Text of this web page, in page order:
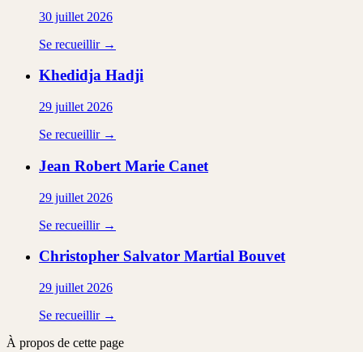
30 juillet 2026
Se recueillir →
Khedidja Hadji
29 juillet 2026
Se recueillir →
Jean Robert Marie Canet
29 juillet 2026
Se recueillir →
Christopher Salvator Martial Bouvet
29 juillet 2026
Se recueillir →
À propos de cette page